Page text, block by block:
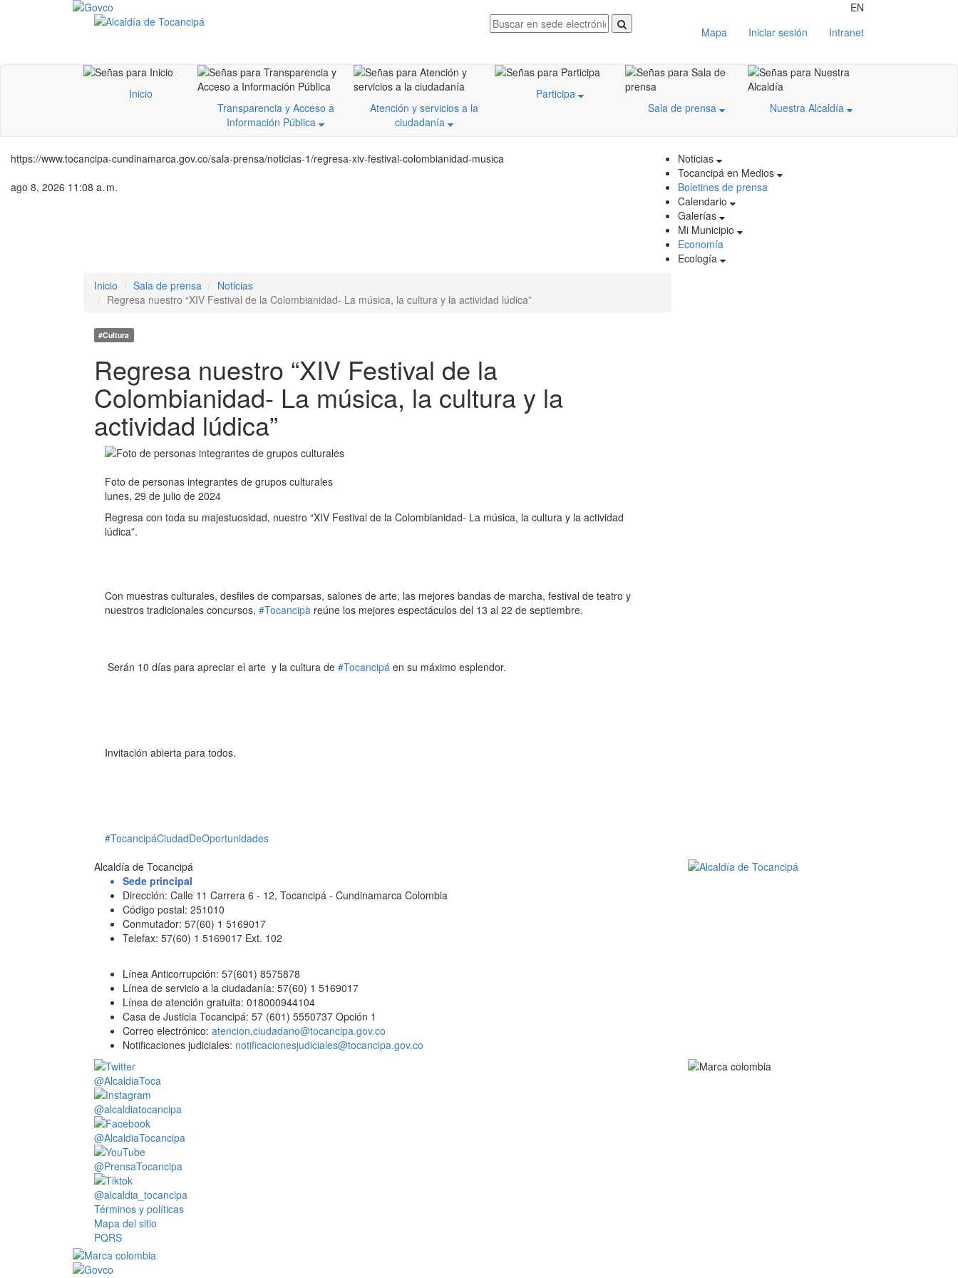
EN
Mapa
Iniciar sesión Intranet
Inicio
Transparencia y Acceso a
Información Pública
Atención y servicios a la
ciudadanía
Participa
Sala de prensa
Nuestra Alcaldía
https://www.tocancipa-cundinamarca.gov.co/sala-prensa/noticias-1/regresa-xiv-festival-colombianidad-musica
ago 8, 2026 11:08 a. m.
Noticias
Tocancipá en Medios
Boletines de prensa
Calendario
Galerías
Mi Municipio
Economía
Ecología
Inicio
Sala de prensa
Noticias
Regresa nuestro “XIV Festival de la Colombianidad- La música, la cultura y la actividad lúdica”
#Cultura
Regresa nuestro “XIV Festival de la
Colombianidad- La música, la cultura y la
actividad lúdica”
Foto de personas integrantes de grupos culturales
lunes, 29 de julio de 2024
Regresa con toda su majestuosidad, nuestro “XIV Festival de la Colombianidad- La música, la cultura y la actividad
lúdica”.
Con muestras culturales, desfiles de comparsas, salones de arte, las mejores bandas de marcha, festival de teatro y
nuestros tradicionales concursos, #Tocancipà reúne los mejores espectáculos del 13 al 22 de septiembre.
Serán 10 días para apreciar el arte y la cultura de #Tocancipá en su máximo esplendor.
Invitación abierta para todos.
#TocancipáCiudadDeOportunidades
Alcaldía de Tocancipá
Sede principal
Dirección: Calle 11 Carrera 6 - 12, Tocancipá - Cundinamarca Colombia
Código postal: 251010
Conmutador: 57(60) 1 5169017
Telefax: 57(60) 1 5169017 Ext. 102
Línea Anticorrupción: 57(601) 8575878
Línea de servicio a la ciudadanía: 57(60) 1 5169017
Línea de atención gratuita: 018000944104
Casa de Justicia Tocancipá: 57 (601) 5550737 Opción 1
Correo electrónico: atencion.ciudadano@tocancipa.gov.co
Notificaciones judiciales: notificacionesjudiciales@tocancipa.gov.co
@AlcaldiaToca
@alcaldiatocancipa
@AlcaldiaTocancipa
@PrensaTocancipa
@alcaldia_tocancipa
Términos y políticas
Mapa del sitio
PQRS